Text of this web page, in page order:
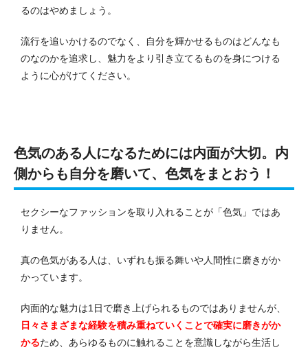
るのはやめましょう。
流行を追いかけるのでなく、自分を輝かせるものはどんなも
のなのかを追求し、魅力をより引き立てるものを身につける
ように心がけてください。
色気のある人になるためには内面が大切。内
側からも自分を磨いて、色気をまとおう！
セクシーなファッションを取り入れることが「色気」ではあ
りません。
真の色気がある人は、いずれも振る舞いや人間性に磨きがか
かっています。
内面的な魅力は1日で磨き上げられるものではありませんが、
日々さまざまな経験を積み重ねていくことで確実に磨きがか
かるため、あらゆるものに触れることを意識しながら生活し